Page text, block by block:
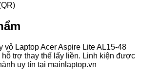
vỏ Laptop Acer Aspire Lite AL15-48
trợ thay thế lấy liền. Linh kiện được
uy tín tại mainlaptop.vn